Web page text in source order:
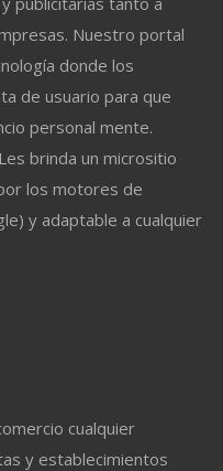
Nuestro portal
donde los
de usuario para que
personal mente.
brinda un micrositio
los motores de
y adaptable a cualquier
cualquier
y establecimientos